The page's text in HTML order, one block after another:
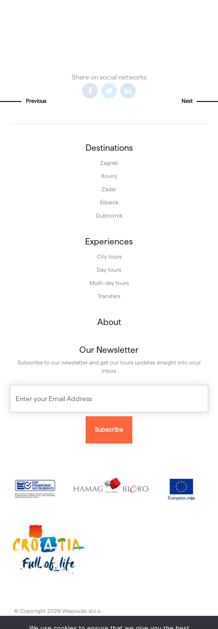
Share on social networks
Previous Next
Destinations
Zagreb
Rovinj
Zadar
Šibenik
Dubrovnik
Experiences
City tours
Day tours
Multi-day tours
Transfers
About
Our Newsletter
Subscribe to our newsletter and get our tours updates straight into your
inbox.
© Copyright 2026 Wayoudo d.o.o.